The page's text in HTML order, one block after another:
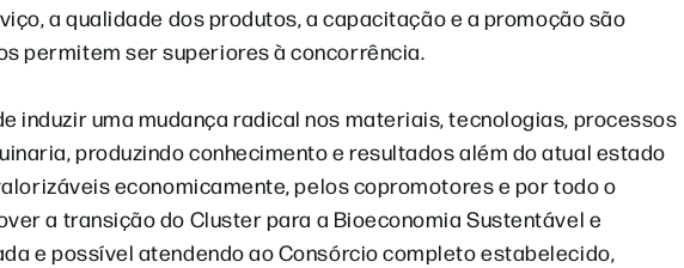
a qualidade dos produtos, a capacitação e a promoção são
permitem ser superiores à concorrência.
induzir uma mudança radical nos materiais, tecnologias, processos
produzindo conhecimento e resultados além do atual estado
economicamente, pelos copromotores e por todo o
a transição do Cluster para a Bioeconomia Sustentável e
e possível atendendo ao Consórcio completo estabelecido,